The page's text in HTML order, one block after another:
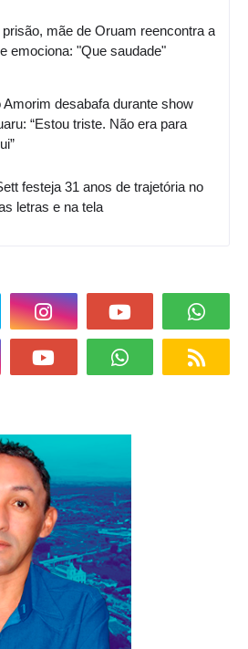
prisão, mãe de Oruam reencontra a
emociona: "Que saudade"
Amorim desabafa durante show
“Estou triste. Não era para
festeja 31 anos de trajetória no
letras e na tela